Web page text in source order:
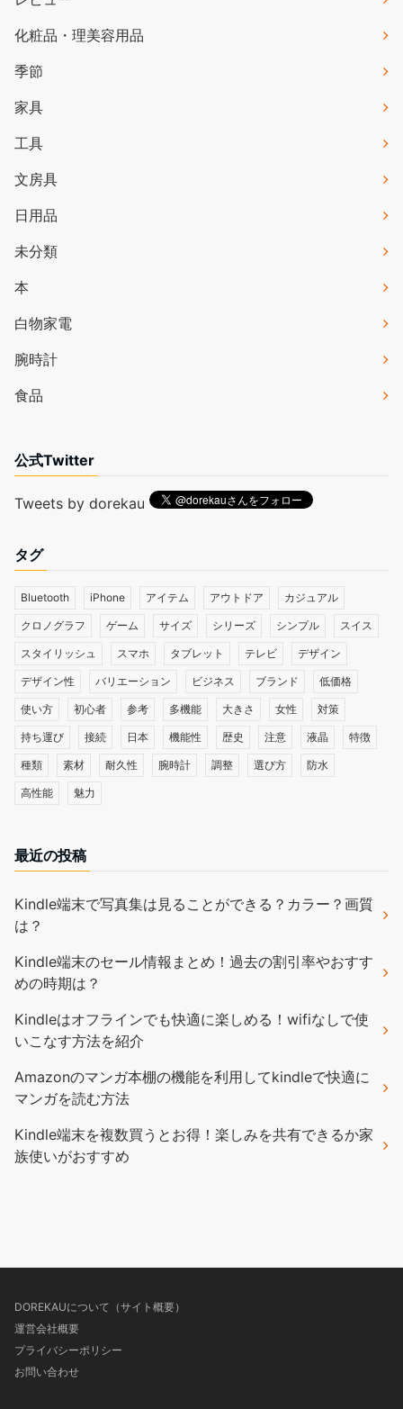
化粧品・理美容用品
季節
家具
工具
文房具
日用品
未分類
本
白物家電
腕時計
食品
公式Twitter
Tweets by dorekau
タグ
Bluetooth iPhone アイテム アウトドア カジュアル
クロノグラフ ゲーム サイズ シリーズ シンプル スイス
スタイリッシュ スマホ タブレット テレビ デザイン
デザイン性 バリエーション ビジネス ブランド 低価格
使い方 初心者 参考 多機能 大きさ 女性 対策
持ち運び 接続 日本 機能性 歴史 注意 液晶 特徴
種類 素材 耐久性 腕時計 調整 選び方 防水
高性能 魅力
最近の投稿
Kindle端末で写真集は見ることができる？カラー？画質
は？
Kindle端末のセール情報まとめ！過去の割引率やおすす
めの時期は？
Kindleはオフラインでも快適に楽しめる！wifiなしで使
いこなす方法を紹介
Amazonのマンガ本棚の機能を利用してkindleで快適に
マンガを読む方法
Kindle端末を複数買うとお得！楽しみを共有できるか家
族使いがおすすめ
DOREKAUについて（サイト概要）
運営会社概要
プライバシーポリシー
お問い合わせ